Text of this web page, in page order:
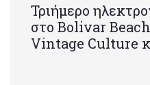
Τριήμερο
στο Bolivar
Vintage Culture